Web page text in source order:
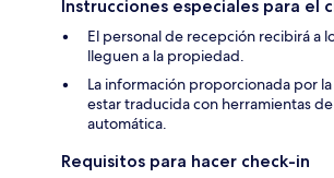
Instrucciones especiales para el
El personal de recepción recibirá a
lleguen a la propiedad.
La información proporcionada por
estar traducida con herramientas
automática.
Requisitos para hacer check-in